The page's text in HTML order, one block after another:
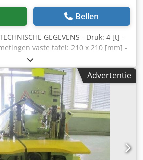
Bellen
GEGEVENS - Druk: 4 [t] -
vaste tafel: 210 x 210 [mm] -
Ø in tafel: 80 [mm] - Aantal beats: 50 -
schuif: 40 [mm] - Vaste slag: 27
gereedschap: 148 [mm] -
kolommen: 230 [mm] - Max.
30 [mm] - Max. stukdikte bij
/ 2 [mm] - Spanning: 380 [V] Crjdpfx
vermogen: 4,5 [kW] -
x 1100 x 1650 [mm] - Gewicht: 500
Advertentie